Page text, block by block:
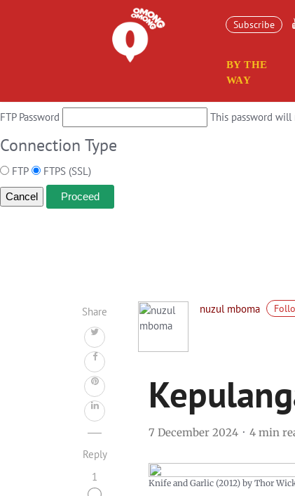
Connection Information
To perform the requested action, WordPress needs to access
FTP Password
This password
Connection Type
FTP FTPS (SSL)
Cancel
Subscribe
BY THE
WAY
Share
Reply
1
nuzul mboma
7 December 2024 4 min
Knife and Garlic (2012) by Thor